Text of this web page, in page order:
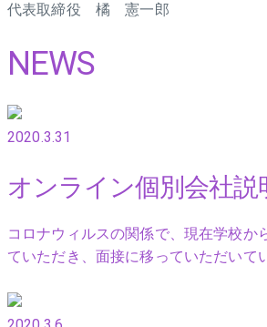
代表取締役 橘 憲一郎
NEWS
2020.3.31
オンライン個別会社説
コロナウィルスの関係で、現在学校
ていただき、面接に移っていただいて